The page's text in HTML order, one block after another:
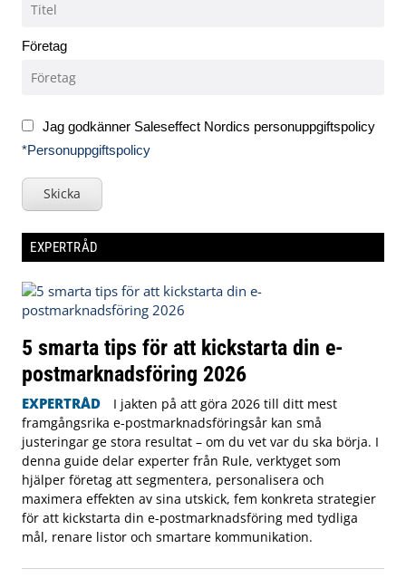
Företag
Jag godkänner Saleseffect Nordics personuppgiftspolicy
*Personuppgiftspolicy
Skicka
EXPERTRÅD
5 smarta tips för att kickstarta din e-
postmarknadsföring 2026
EXPERTRÅD
I jakten på att göra 2026 till ditt mest
framgångsrika e-postmarknadsföringsår kan små
justeringar ge stora resultat – om du vet var du ska börja. I
denna guide delar experter från Rule, verktyget som
hjälper företag att segmentera, personalisera och
maximera effekten av sina utskick, fem konkreta strategier
för att kickstarta din e-postmarknadsföring med tydliga
mål, renare listor och smartare kommunikation.